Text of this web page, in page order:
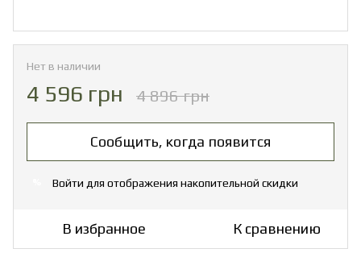
Нет в наличии
4 596 грн 4 896 грн
Сообщить, когда появится
Войти для отображения накопительной скидки
В избранное К сравнению